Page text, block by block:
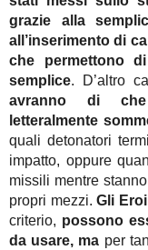
grazie alla
all’inserimento di
che permettono
semplice. D’altro
avranno di che
letteralmente
quali detonatori
impatto, oppure
missili mentre
propri mezzi.Gli
criterio, possono
da usare, ma per